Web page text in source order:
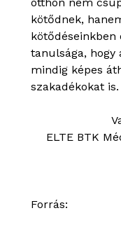
kötődnek,
kötődéseinkben
tanulsága, hogy
mindig képes
szakadékokat is.
ELTE BTK
Forrás: